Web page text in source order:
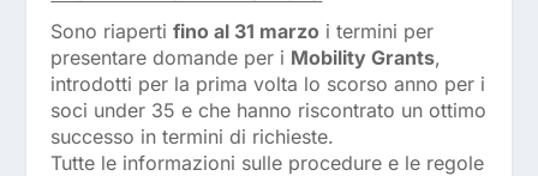
Sono riapertifino al 31 marzo i termini per
presentare domande per i Mobility Grants,
introdotti per la prima volta lo scorso anno per i
soci under 35 e che hanno riscontrato un ottimo
successo in termini di richieste.
Tutte le informazioni sulle procedure e le regole